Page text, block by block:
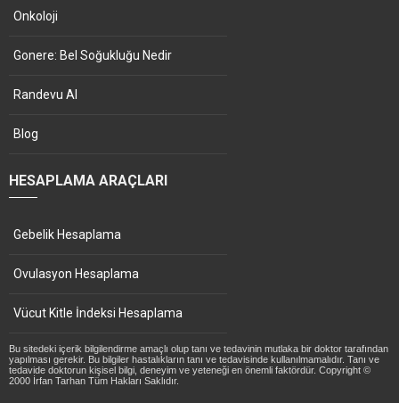
Onkoloji
Gonere: Bel Soğukluğu Nedir
Randevu Al
Blog
HESAPLAMA ARAÇLARI
Gebelik Hesaplama
Ovulasyon Hesaplama
Vücut Kitle İndeksi Hesaplama
Bu sitedeki içerik bilgilendirme amaçlı olup tanı ve tedavinin mutlaka bir doktor tarafından
yapılması gerekir. Bu bilgiler hastalıkların tanı ve tedavisinde kullanılmamalıdır. Tanı ve
tedavide doktorun kişisel bilgi, deneyim ve yeteneği en önemli faktördür. Copyright ©
2000 İrfan Tarhan Tüm Hakları Saklıdır.